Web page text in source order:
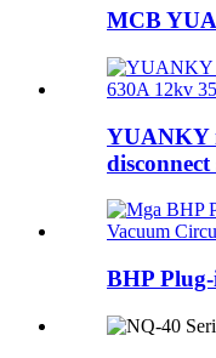
MCB
YUANKY
disconnect
BHP